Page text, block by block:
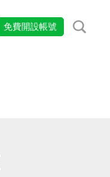
免費開設帳號